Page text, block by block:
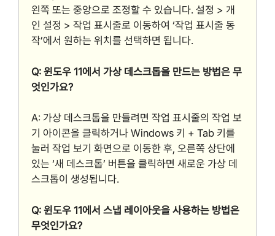
왼쪽 또는 중앙으로 조정할 수 있습니다. 설정 > 개
인 설정 > 작업 표시줄로 이동하여 ‘작업 표시줄 동
작’에서 원하는 위치를 선택하면 됩니다.
Q: 윈도우 11에서 가상 데스크톱을 만드는 방법은 무
엇인가요?
A: 가상 데스크톱을 만들려면 작업 표시줄의 작업 보
기 아이콘을 클릭하거나 Windows 키 + Tab 키를
눌러 작업 보기 화면으로 이동한 후, 오른쪽 상단에
있는 ‘새 데스크톱’ 버튼을 클릭하면 새로운 가상 데
스크톱이 생성됩니다.
Q: 윈도우 11에서 스냅 레이아웃을 사용하는 방법은
무엇인가요?